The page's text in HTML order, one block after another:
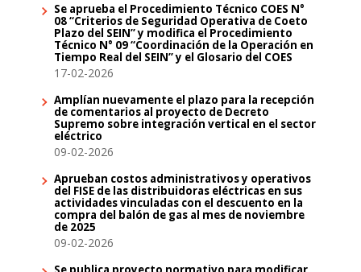
Se aprueba el Procedimiento Técnico COES N°
08 “Criterios de Seguridad Operativa de Coeto
Plazo del SEIN” y modifica el Procedimiento
Técnico N° 09 “Coordinación de la Operación en
Tiempo Real del SEIN” y el Glosario del COES
17-02-2026
Amplían nuevamente el plazo para la recepción
de comentarios al proyecto de Decreto
Supremo sobre integración vertical en el sector
eléctrico
09-02-2026
Aprueban costos administrativos y operativos
del FISE de las distribuidoras eléctricas en sus
actividades vinculadas con el descuento en la
compra del balón de gas al mes de noviembre
de 2025
09-02-2026